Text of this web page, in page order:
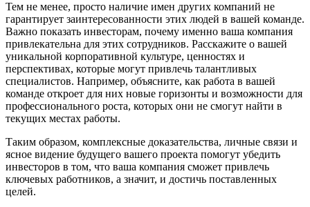
Тем не менее, просто наличие имен других компаний не
гарантирует заинтересованности этих людей в вашей команде.
Важно показать инвесторам, почему именно ваша компания
привлекательна для этих сотрудников. Расскажите о вашей
уникальной корпоративной культуре, ценностях и
перспективах, которые могут привлечь талантливых
специалистов. Например, объясните, как работа в вашей
команде откроет для них новые горизонты и возможности для
профессионального роста, которых они не смогут найти в
текущих местах работы.
Таким образом, комплексные доказательства, личные связи и
ясное видение будущего вашего проекта помогут убедить
инвесторов в том, что ваша компания сможет привлечь
ключевых работников, а значит, и достичь поставленных
целей.